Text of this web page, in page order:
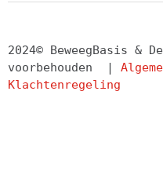
2024© BeweegBasis &
voorbehouden  |
Klachtenregeling